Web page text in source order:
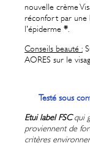
nouvelle crème
réconfort par une
l'épiderme *
Conseils beauté :
AORES sur le
Testé sous
Etui label FSCqui g
proviennent de
critères